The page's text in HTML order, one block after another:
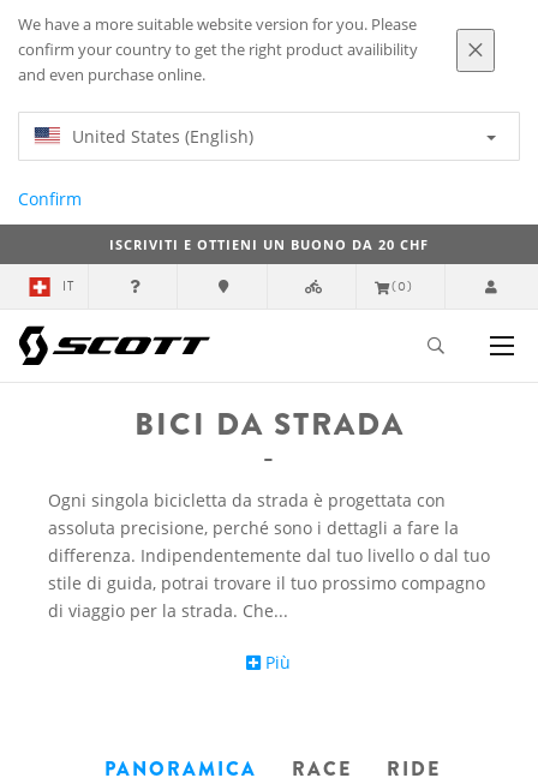
We have a more suitable website version for you. Please
confirm your country to get the right product availibility
and even purchase online.
United States (English)
Confirm
ISCRIVITI E OTTIENI UN BUONO DA 20 CHF
IT (0)
BICI DA STRADA
Ogni singola bicicletta da strada è progettata con
assoluta precisione, perché sono i dettagli a fare la
differenza. Indipendentemente dal tuo livello o dal tuo
stile di guida, potrai trovare il tuo prossimo compagno
di viaggio per la strada. Che...
Più
PANORAMICA RACE RIDE